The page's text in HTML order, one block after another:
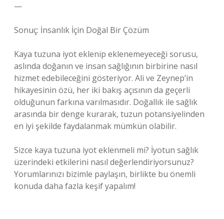
—
Sonuç: İnsanlık İçin Doğal Bir Çözüm
Kaya tuzuna iyot eklenip eklenemeyeceği sorusu,
aslında doğanın ve insan sağlığının birbirine nasıl
hizmet edebileceğini gösteriyor. Ali ve Zeynep’in
hikayesinin özü, her iki bakış açısının da geçerli
olduğunun farkına varılmasıdır. Doğallık ile sağlık
arasında bir denge kurarak, tuzun potansiyelinden
en iyi şekilde faydalanmak mümkün olabilir.
Sizce kaya tuzuna iyot eklenmeli mi? İyotun sağlık
üzerindeki etkilerini nasıl değerlendiriyorsunuz?
Yorumlarınızı bizimle paylaşın, birlikte bu önemli
konuda daha fazla keşif yapalım!